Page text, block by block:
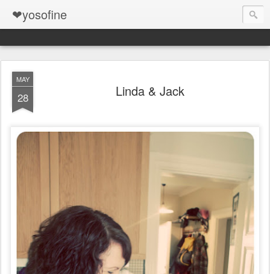
❤yosofine
MAY
28 Linda & Jack